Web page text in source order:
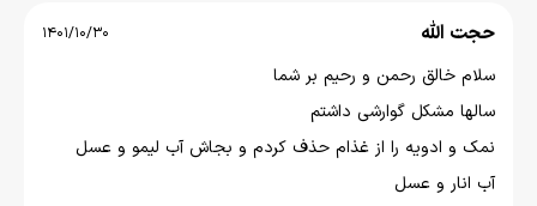
حجت الله 1401/10/30
سلام خالق رحمن و رحیم بر شما
سالها مشکل گوارشی داشتم
نمک و ادویه را از غذام حذف کردم و بجاش آب لیمو و عسل
آب انار و عسل